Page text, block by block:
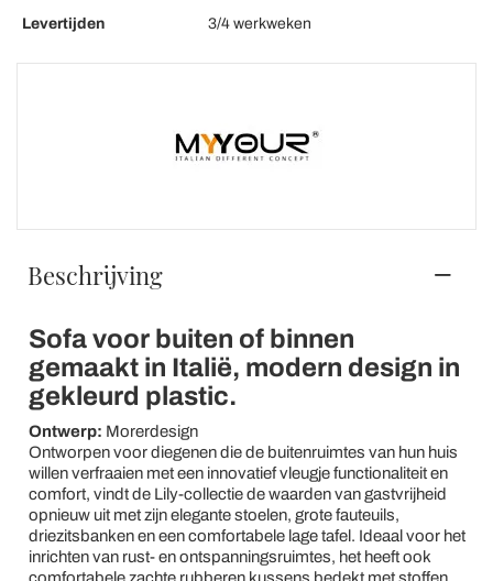
Levertijden
3/4 werkweken
Beschrijving
Sofa voor buiten of binnen
gemaakt in Italië, modern design in
gekleurd plastic.
Ontwerp: Morerdesign
Ontworpen voor diegenen die de buitenruimtes van hun huis
willen verfraaien met een innovatief vleugje functionaliteit en
comfort, vindt de Lily-collectie de waarden van gastvrijheid
opnieuw uit met zijn elegante stoelen, grote fauteuils,
driezitsbanken en een comfortabele lage tafel. Ideaal voor het
inrichten van rust- en ontspanningsruimtes, het heeft ook
comfortabele zachte rubberen kussens bedekt met stoffen